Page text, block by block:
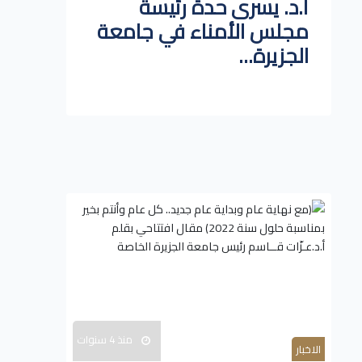
مجلس الأمناء في جامعة
الجزيرة...
الاخبار منذ 4 سنوات